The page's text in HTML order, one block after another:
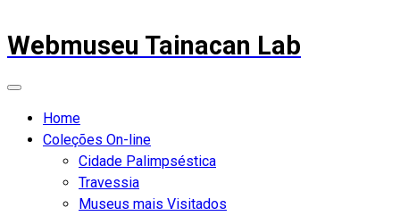
Webmuseu Tainacan Lab
Home
Coleções On-line
Cidade Palimpséstica
Travessia
Museus mais Visitados